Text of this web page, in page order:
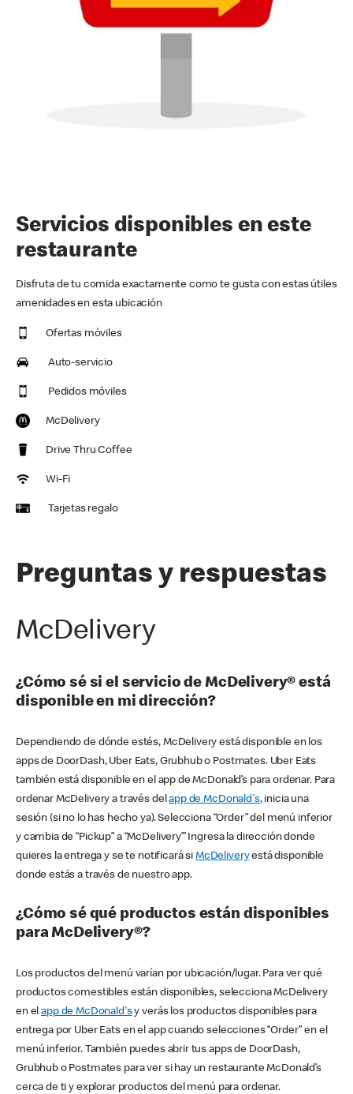
Servicios disponibles en este
restaurante
Disfruta de tu comida exactamente como te gusta con estas útiles
amenidades en esta ubicación
Ofertas móviles
Auto-servicio
Pedidos móviles
McDelivery
Drive Thru Coffee
Wi-Fi
Tarjetas regalo
Preguntas y respuestas
McDelivery
¿Cómo sé si el servicio de McDelivery® está
disponible en mi dirección?
Dependiendo de dónde estés, McDelivery está disponible en los
apps de DoorDash, Uber Eats, Grubhub o Postmates. Uber Eats
también está disponible en el app de McDonald’s para ordenar. Para
ordenar McDelivery a través delapp de McDonald's, inicia una
sesión (si no lo has hecho ya). Selecciona “Order” del menú inferior
y cambia de “Pickup” a “McDelivery’” Ingresa la dirección donde
quieres la entrega y se te notificará si McDeliveryestá disponible
donde estás a través de nuestro app.
¿Cómo sé qué productos están disponibles
para McDelivery®?
Los productos del menú varían por ubicación/lugar. Para ver qué
productos comestibles están disponibles, selecciona McDelivery
en elapp de McDonald'sy verás los productos disponibles para
entrega por Uber Eats en el app cuando selecciones “Order” en el
menú inferior. También puedes abrir tus apps de DoorDash,
Grubhub o Postmates para ver si hay un restaurante McDonald’s
cerca de ti y explorar productos del menú para ordenar.